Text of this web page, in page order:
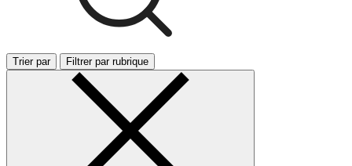
Trier par Filtrer par rubrique